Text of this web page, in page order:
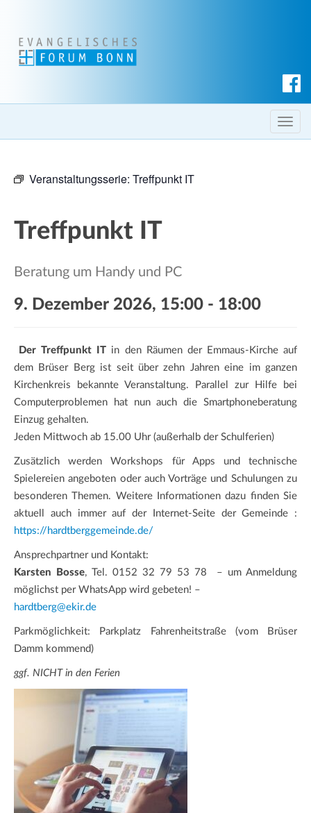
c
h T
o
i
o
n
Veranstaltungsserie: Treffpunkt IT
Treffpunkt IT
Beratung um Handy und PC
9. Dezember 2026, 15:00 - 18:00
Der Treffpunkt IT in den Räumen der Emmaus-Kirche auf
dem Brüser Berg ist seit über zehn Jahren eine im ganzen
Kirchenkreis bekannte Veranstaltung. Parallel zur Hilfe bei
Computerproblemen hat nun auch die Smartphoneberatung
Einzug gehalten.
Jeden Mittwoch ab 15.00 Uhr (außerhalb der Schulferien)
Zusätzlich werden Workshops für Apps und technische
Spielereien angeboten oder auch Vorträge und Schulungen zu
besonderen Themen. Weitere Informationen dazu finden Sie
aktuell auch immer auf der Internet-Seite der Gemeinde :
https://hardtberggemeinde.de/
Ansprechpartner und Kontakt:
Karsten Bosse, Tel. 0152 32 79 53 78 – um Anmeldung
möglichst per WhatsApp wird gebeten! –
hardtberg@ekir.de
Parkmöglichkeit: Parkplatz Fahrenheitstraße (vom Brüser
Damm kommend)
ggf. NICHT in den Ferien